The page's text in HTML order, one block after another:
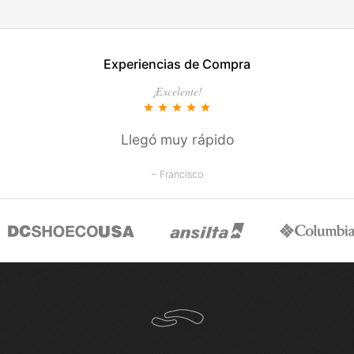
Experiencias de Compra
¡Excelente!
star star star star star
Llegó muy rápido
– Francisco